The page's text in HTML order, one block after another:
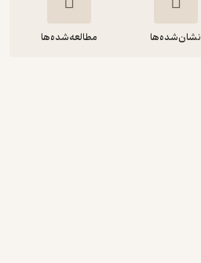
نشان‌شده‌ها مطالعه‌شده‌ها